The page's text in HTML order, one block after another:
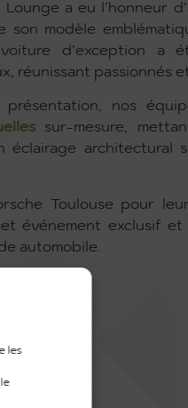
les
Lounge a eu l’honneur
son modèle
d’exception a
réunissant passionnés
présentation, nos
sur-mesure,
éclairage architectural
Toulouse pour
événement exclusif et
automobile.